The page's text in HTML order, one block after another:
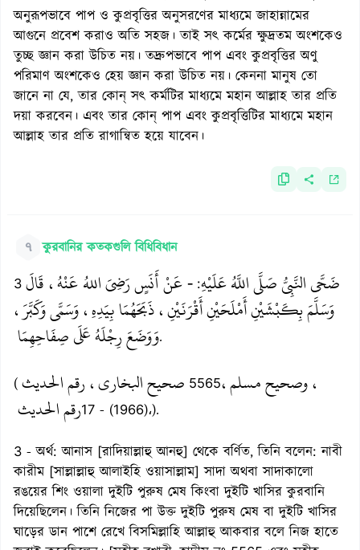
অনুরূপভাবে পাপ ও কুপ্রবৃত্তির অনুসরণের মাধ্যমে জাহান্নামের
আগুনে প্রবেশ করাও অতি সহজ। তাই সৎ কর্মের ক্ষুদ্রতম অংশকেও
তুচ্ছ জ্ঞান করা উচিত নয়। তদ্রুপভাবে পাপ এবং কুপ্রবৃত্তির অণু
পরিমাণ অংশকেও হেয় জ্ঞান করা উচিত নয়। কেননা মানুষ তো
জানে না যে, তার কোন্ সৎ কর্মটির মাধ্যমে মহান আল্লাহ তার প্রতি
দয়া করবেন। এবং তার কোন্ পাপ এবং কুপ্রবৃত্তিটির মাধ্যমে মহান
আল্লাহ তার প্রতি রাগান্বিত হয়ে যাবেন।
৭ কুরবানির কতকগুলি বিধিবিধান
3 - عَنْ أَنَسٍ رَضِيَ اللهُ عَنْهُ، قَالَ :ضَحَّى النَّبِيُّ صَلَّى اللَّهُ عَلَيْهِ
وَسَلَّمَ بِكَبْشَيْنِ أَمْلَحَيْنِ أَقْرَنَيْنِ، ذَبَحَهُمَا بِيَدِهِ، وَسَمَّى وَكَبَّرَ،
وَوَضَعَ رِجْلَهُ عَلَى صِفَاحِهِمَا.
( صحيح البخاري، رقم الحديث 5565، وصحيح مسلم،
رقم الحديث17 - (1966)،).
3 - অর্থ: আনাস [রাদিয়াল্লাহু আনহু] থেকে বর্ণিত, তিনি বলেন: নাবী
কারীম [সাল্লাল্লাহু আলাইহি ওয়াসাল্লাম] সাদা অথবা সাদাকালো
রঙয়ের শিং ওয়ালা দুইটি পুরুষ মেষ কিংবা দুইটি খাসির কুরবানি
দিয়েছিলেন। তিনি নিজের পা উক্ত দুইটি পুরুষ মেষ বা দুইটি খাসির
ঘাড়ের ডান পাশে রেখে বিসমিল্লাহি আল্লাহু আকবার বলে নিজ হাতে